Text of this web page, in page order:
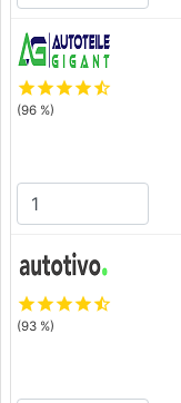
starstarstarstarstar_half
(96 %)
starstarstarstarstar_half
(93 %)